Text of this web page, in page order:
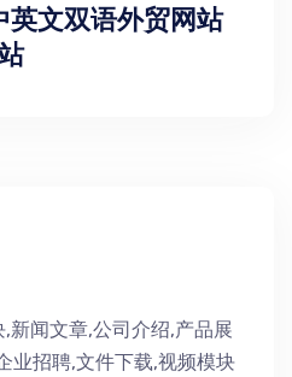
文双语外贸网站
,新闻文章,公司介绍,产品展
业招聘,文件下载,视频模块